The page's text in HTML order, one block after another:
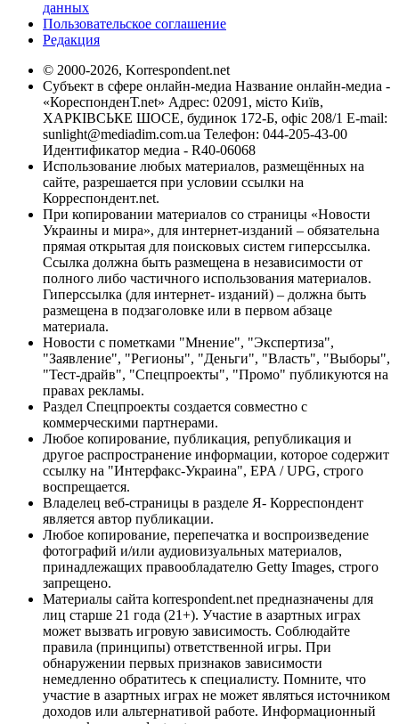
данных
Пользовательское соглашение
Редакция
© 2000-2026, Korrespondent.net
Субъект в сфере онлайн-медиа Название онлайн-медиа -
«КореспонденТ.net» Адрес: 02091, місто Київ,
ХАРКІВСЬКЕ ШОСЕ, будинок 172-Б, офіс 208/1 E-mail:
sunlight@mediadim.com.ua Телефон: 044-205-43-00
Идентификатор медиа - R40-06068
Использование любых материалов, размещённых на
сайте, разрешается при условии ссылки на
Корреспондент.net.
При копировании материалов со страницы «Новости
Украины и мира», для интернет-изданий – обязательна
прямая открытая для поисковых систем гиперссылка.
Ссылка должна быть размещена в независимости от
полного либо частичного использования материалов.
Гиперссылка (для интернет- изданий) – должна быть
размещена в подзаголовке или в первом абзаце
материала.
Новости с пометками "Мнение", "Экспертиза",
"Заявление", "Регионы", "Деньги", "Власть", "Выборы",
"Тест-драйв", "Спецпроекты", "Промо" публикуются на
правах рекламы.
Раздел Спецпроекты создается совместно с
коммерческими партнерами.
Любое копирование, публикация, републикация и
другое распространение информации, которое содержит
ссылку на "Интерфакс-Украина", EPA / UPG, строго
воспрещается.
Владелец веб-страницы в разделе Я- Корреспондент
является автор публикации.
Любое копирование, перепечатка и воспроизведение
фотографий и/или аудиовизуальных материалов,
принадлежащих правообладателю Getty Images, строго
запрещено.
Материалы сайта korrespondent.net предназначены для
лиц старше 21 года (21+). Участие в азартных играх
может вызвать игровую зависимость. Соблюдайте
правила (принципы) ответственной игры. При
обнаружении первых признаков зависимости
немедленно обратитесь к специалисту. Помните, что
участие в азартных играх не может являться источником
доходов или альтернативой работе. Информационный